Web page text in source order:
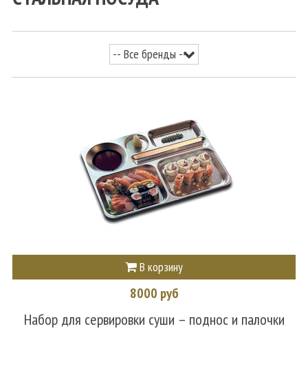
В корзину
8000 руб
Набор для сервировки суши – поднос и палочки